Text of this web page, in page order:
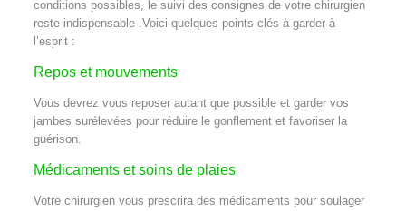
conditions possibles, le suivi des consignes de votre chirurgien
reste indispensable .Voici quelques points clés à garder à
l’esprit :
Repos et mouvements
Vous devrez vous reposer autant que possible et garder vos
jambes surélevées pour réduire le gonflement et favoriser la
guérison.
Médicaments et soins de plaies
Votre chirurgien vous prescrira des médicaments pour soulager